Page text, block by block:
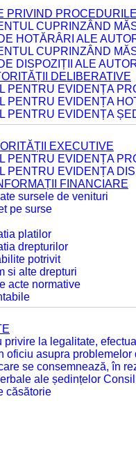
PRIVIND
CUPRINZÂND
HOTĂRÂRI ALE
CUPRINZÂND
DISPOZIȚII ALE
DELIBERATIVE
PENTRU EVIDENȚA
PENTRU EVIDENȚA
PENTRU EVIDENȚA
EXECUTIVE
PENTRU EVIDENȚA
PENTRU EVIDENȚA
FINANCIARE
sursele de venituri
pe surse
platilor
drepturilor
potrivit
si alte drepturi
acte normative
privire la legalitate,
oficiu asupra
se consemnează, în
ale ședințelor
căsătorie